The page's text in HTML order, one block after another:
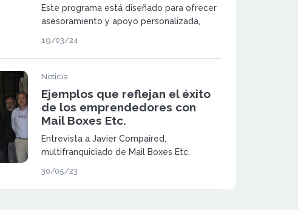
Este programa está diseñado para ofrecer
asesoramiento y apoyo personalizada,
mercantil, contable, fiscal y laboral,
esenciales para el desarrollo y la expansión
de sus negocios.
19/03/24
Noticia
Ejemplos que reflejan el éxito
de los emprendedores con
Mail Boxes Etc.
Entrevista a Javier Compaired,
multifranquiciado de Mail Boxes Etc.
30/05/23